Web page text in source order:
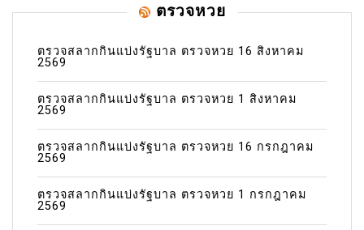
ตรวจหวย
ตรวจสลากกินแบ่งรัฐบาล ตรวจหวย 16 สิงหาคม
2569
ตรวจสลากกินแบ่งรัฐบาล ตรวจหวย 1 สิงหาคม
2569
ตรวจสลากกินแบ่งรัฐบาล ตรวจหวย 16 กรกฎาคม
2569
ตรวจสลากกินแบ่งรัฐบาล ตรวจหวย 1 กรกฎาคม
2569